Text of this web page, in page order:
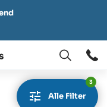
Öffnen
Alle Filter
3